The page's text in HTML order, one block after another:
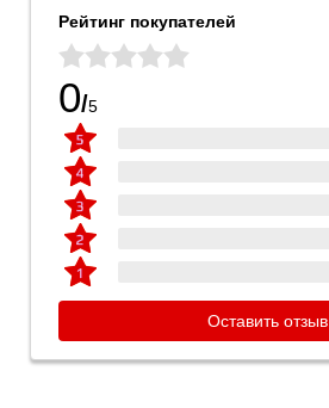
Рейтинг покупателей
0/5
Оставить отзыв